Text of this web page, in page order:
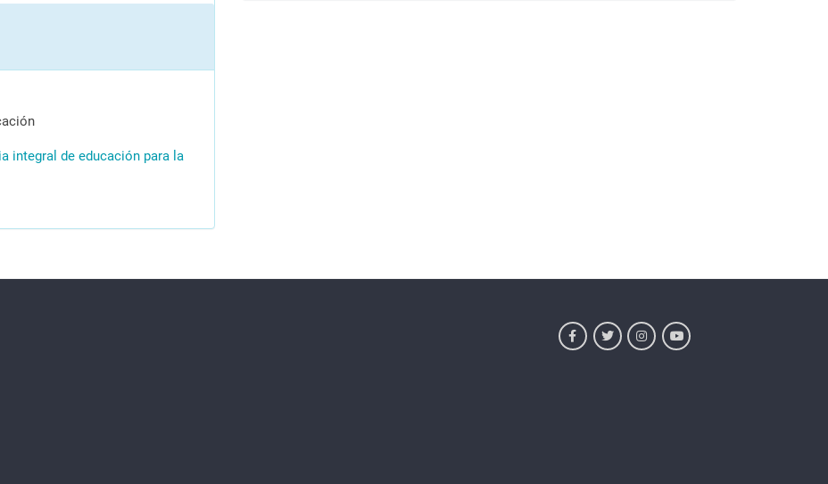
integral de educación para la